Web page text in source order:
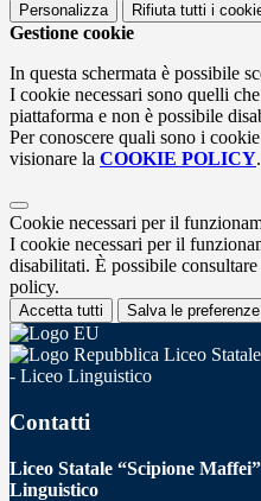
Personalizza Rifiuta tutti i
Gestione cookie
In questa schermata è possibile
I cookie necessari sono quelli
piattaforma e non è possibile
Per conoscere quali sono i
visionare la COOKIE POLICY.
Cookie necessari per il
I cookie necessari per il
disabilitati. È possibile
policy.
Accetta tutti Salva le preferenze
Liceo
- Liceo Linguistico
Contatti
Liceo Statale “Scipione
Linguistico